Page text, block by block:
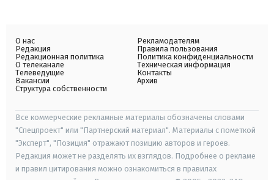
О нас
Редакция
Редакционная политика
О телеканале
Телеведущие
Вакансии
Структура собственности
Рекламодателям
Правила пользования
Политика конфиденциальности
Техническая информация
Контакты
Архив
Все коммерческие рекламные материалы обозначены словами
"Спецпроект" или "Партнерский материал". Материалы с пометкой
"Эксперт", "Позиция" отражают позицию авторов и героев.
Редакция может не разделять их взглядов. Подробнее о рекламе
и правил цитирования можно ознакомиться в правилах